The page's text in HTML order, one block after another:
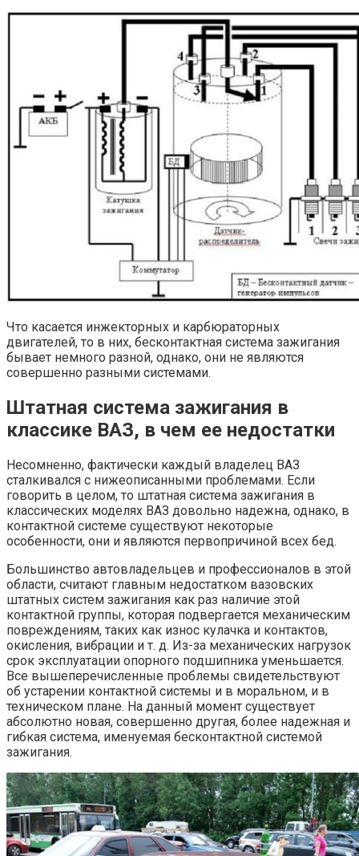
Что касается инжекторных и карбюраторных
двигателей, то в них, бесконтактная система зажигания
бывает немного разной, однако, они не являются
совершенно разными системами.
Штатная система зажигания в
классике ВАЗ, в чем ее недостатки
Несомненно, фактически каждый владелец ВАЗ
сталкивался с нижеописанными проблемами. Если
говорить в целом, то штатная система зажигания в
классических моделях ВАЗ довольно надежна, однако, в
контактной системе существуют некоторые
особенности, они и являются первопричиной всех бед.
Большинство автовладельцев и профессионалов в этой
области, считают главным недостатком вазовских
штатных систем зажигания как раз наличие этой
контактной группы, которая подвергается механическим
повреждениям, таких как износ кулачка и контактов,
окисления, вибрации и т. д. Из-за механических нагрузок
срок эксплуатации опорного подшипника уменьшается.
Все вышеперечисленные проблемы свидетельствуют
об устарении контактной системы и в моральном, и в
техническом плане. На данный момент существует
абсолютно новая, совершенно другая, более надежная и
гибкая система, именуемая бесконтактной системой
зажигания.